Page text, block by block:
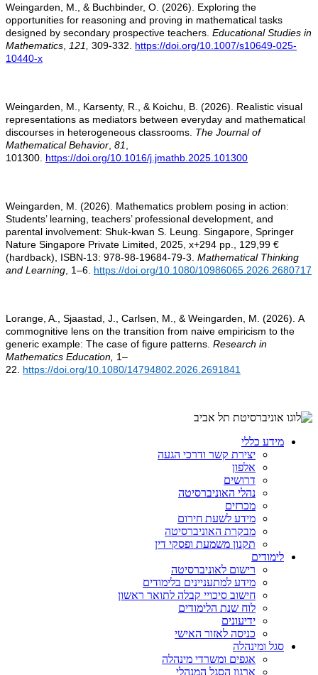
Weingarden, M., & Buchbinder, O. (2026). Exploring the
opportunities for reasoning and proving in mathematical tasks
designed by secondary prospective teachers. Educational Studies in
Mathematics
121, 309-332
https://doi.org/10.1007/s10649-025-
10440-x
Weingarden, M., Karsenty, R., & Koichu, B. (2026). Realistic visual
representations as mediators between everyday and mathematical
discourses in heterogeneous classrooms. The Journal of
Mathematical Behavior 81
101300. https://doi.org/10.1016/j.jmathb.2025.101300
Weingarden, M. (2026). Mathematics problem posing in action:
Students’ learning, teachers’ professional development, and
parental involvement: Shuk-kwan S. Leung. Singapore, Springer
Nature Singapore Private Limited, 2025, x+294 pp., 129,99 €
(hardback), ISBN-13: 978-98-19684-79-3. Mathematical Thinking
and Learning 1–6. https://doi.org/10.1080/10986065.2026.2680717
Lorange, A., Sjaastad, J., Carlsen, M., & Weingarden, M. (2026). A
commognitive lens on the transition from naive empiricism to the
generic example: The case of figure patterns. Research in
Mathematics Education, 1–
22. https://doi.org/10.1080/14794802.2026.2691841
מידע כללי
יצירת קשר ודרכי הגעה
אלפון
דרושים
נהלי האוניברסיטה
מכרזים
מידע לשעת חירום
מבקרת האוניברסיטה
תקנון משמעת ופסקי דין
לימודים
רישום לאוניברסיטה
מידע למתעניינים בלימודים
חישוב סיכויי קבלה לתואר ראשון
לוח שנת הלימודים
ידיעונים
כניסה לאזור האישי
סגל ומינהלה
אגפים ומשרדי מינהלה
ארגון הסגל המנהלי